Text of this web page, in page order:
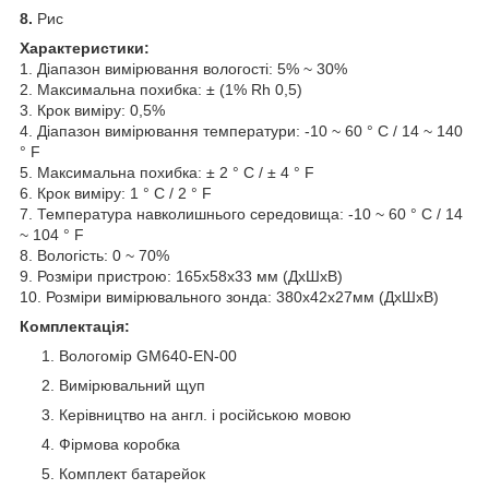
8. Рис
Характеристики:
1. Діапазон вимірювання вологості: 5% ~ 30%
2. Максимальна похибка: ± (1% Rh 0,5)
3. Крок виміру: 0,5%
4. Діапазон вимірювання температури: -10 ~ 60 ° C / 14 ~ 140
° F
5. Максимальна похибка: ± 2 ° С / ± 4 ° F
6. Крок виміру: 1 ° C / 2 ° F
7. Температура навколишнього середовища: -10 ~ 60 ° C / 14
~ 104 ° F
8. Вологість: 0 ~ 70%
9. Розміри пристрою: 165х58х33 мм (ДхШхВ)
10. Розміри вимірювального зонда: 380х42х27мм (ДхШхВ)
Комплектація:
Вологомір GM640-EN-00
Вимірювальний щуп
Керівництво на англ. і російською мовою
Фірмова коробка
Комплект батарейок